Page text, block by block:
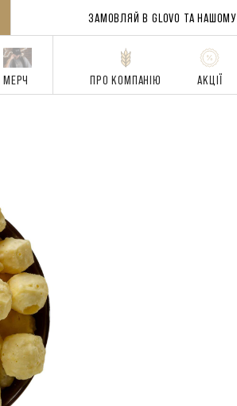
ЗАМОВЛЯЙ В GLOVO ТА НАШОМУ
МЕРЧ ПРО КОМПАНІЮ АКЦІЇ